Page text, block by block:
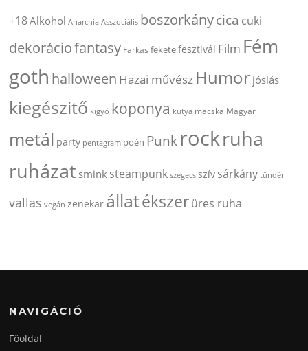
+18Alkohol Anarchia Asszociális boszorkánycica cuki
dekoráciofantasy Farkas feketefesztivál Film Fém
goth halloween Hazai művész Humor jóslás
kiegészitő kigyó koponya kutya macska Magyar
metál party pentagram poén Punkrockruha
ruházat smink steampunk szegecs szív sárkány tündér
vallas vegán zenekar állatékszerüres ruha
NAVIGÁCIÓ
Főoldal